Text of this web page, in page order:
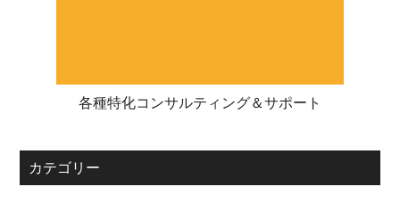
各種特化コンサルティング＆サポート
カテゴリー